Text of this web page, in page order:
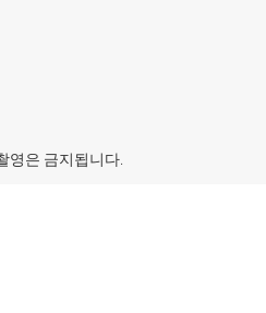
영은 금지됩니다.